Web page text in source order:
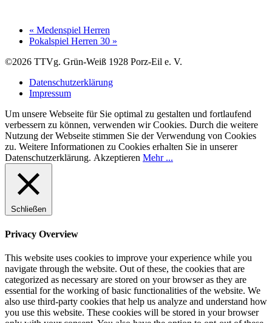
« Medenspiel Herren
Pokalspiel Herren 30 »
©2026 TTVg. Grün-Weiß 1928 Porz-Eil e. V.
Datenschutzerklärung
Impressum
Um unsere Webseite für Sie optimal zu gestalten und fortlaufend
verbessern zu können, verwenden wir Cookies. Durch die weitere
Nutzung der Webseite stimmen Sie der Verwendung von Cookies
zu. Weitere Informationen zu Cookies erhalten Sie in unserer
Datenschutzerklärung. Akzeptieren Mehr ...
Schließen
Privacy Overview
This website uses cookies to improve your experience while you
navigate through the website. Out of these, the cookies that are
categorized as necessary are stored on your browser as they are
essential for the working of basic functionalities of the website. We
also use third-party cookies that help us analyze and understand how
you use this website. These cookies will be stored in your browser